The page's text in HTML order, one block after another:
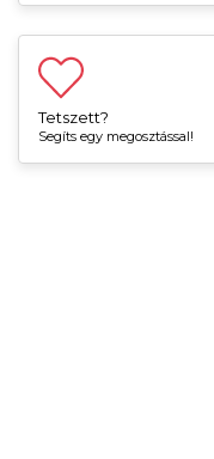
Tetszett?
Segíts egy megosztással!